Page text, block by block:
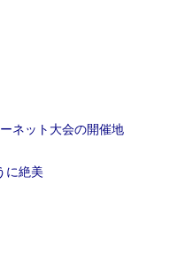
ネット大会の開催地
に絶美